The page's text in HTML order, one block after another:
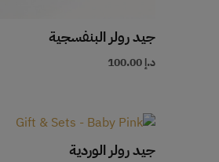
جيد رولر البنفسجية
د.إ100.00
جيد رولر الوردية